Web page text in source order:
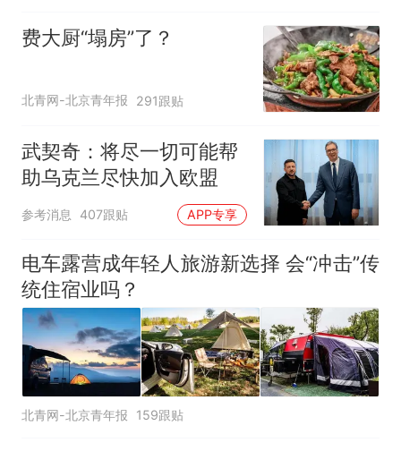
费大厨“塌房”了？
北青网-北京青年报 291跟贴
武契奇：将尽一切可能帮
助乌克兰尽快加入欧盟
参考消息 407跟贴 APP专享
电车露营成年轻人旅游新选择 会“冲击”传
统住宿业吗？
北青网-北京青年报 159跟贴